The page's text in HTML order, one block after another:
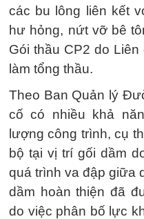
các bu lông liên kết
hư hỏng, nứt vỡ bê
Gói thầu CP2 do
làm tổng thầu.
Theo Ban Quản lý
cố có nhiều khả
lượng công trình, cụ
bộ tại vị trí gối dầm
quá trình va đập giữa
dầm hoàn thiện đã
do việc phân bố lực